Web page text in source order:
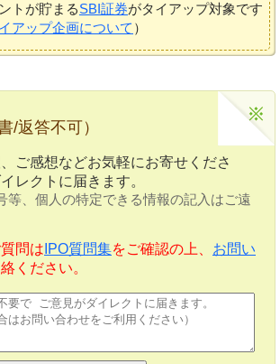
トが貯まるSBI証券がタイアップ対象です
アップ企画について ）
/返答不可）
ご感想などお気軽にお寄せくださ
レクトに届きます。
等、個人の特定できる情報の記入はご遠
問は IPO質問集をご確認の上、 お問い
ください。